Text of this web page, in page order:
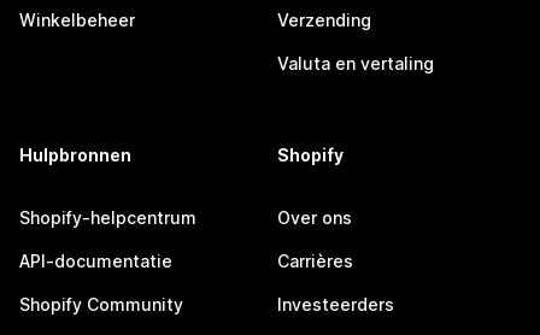
Winkelbeheer Verzending
Valuta en vertaling
Hulpbronnen
Shopify-helpcentrum
API-documentatie
Shopify Community
Shopify
Over ons
Carrières
Investeerders